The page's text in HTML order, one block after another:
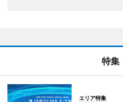
特集
エリア特集